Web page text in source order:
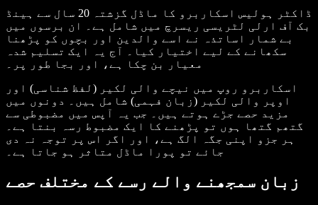
ڈاکٹر ہولیس اسکاربرو کا ماڈل گزشتہ 20 سال سے ہینڈ
بک آف ارلی لٹریسی ریسرچ میں شامل ہے۔ ان برسوں میں
بے شمار اساتذہ نے اسے والدین اور بچوں کو پڑھنا
سکھانے کے لیے اختیار کیا۔ آج یہ ایک تسلیم شدہ
معیار بن چکا ہے، اور بجا طور پر۔
اسکاربرو روپ میں نیچے والی لکیر (لفظ شناسی) اور
اوپر والی لکیر (زبان فہمی) شامل ہیں۔ دونوں میں
مزید حصے جڑے ہوتے ہیں۔ جب یہ آپس میں مضبوطی سے
گتھم گتھا ہوں تو پڑھنے کا ایک مضبوط رسہ بنتا ہے۔
ہر جزو اپنی جگہ الگ ہے، اور اگر اس پر توجہ نہ دی
جائے تو پورا ماڈل متاثر ہو جاتا ہے۔
زبان سمجھنے والے رسے کے مختلف حصے